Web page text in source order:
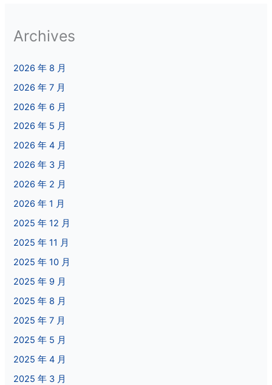
Archives
2026 年 8 月
2026 年 7 月
2026 年 6 月
2026 年 5 月
2026 年 4 月
2026 年 3 月
2026 年 2 月
2026 年 1 月
2025 年 12 月
2025 年 11 月
2025 年 10 月
2025 年 9 月
2025 年 8 月
2025 年 7 月
2025 年 5 月
2025 年 4 月
2025 年 3 月